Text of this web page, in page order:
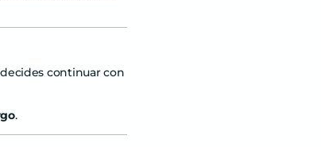
continuar con
.